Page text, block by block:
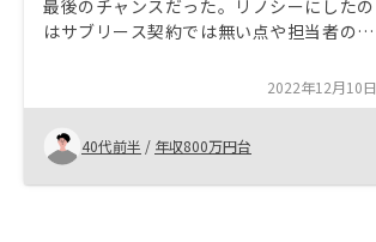
最後のチャンスだった。リノシーにしたの
はサブリース契約では無い点や担当者の適
パートナーとして信頼できる会社であると
感じた為。物件画像に夜間の画像を追加し
て欲しい。管理組合の役員をするにも名古
屋在住だと総会出席に交通費等の持ち出し
が発生する。 物件管理を進めて御社工事
2022年12月10日
40代前半 / 年収800万円台